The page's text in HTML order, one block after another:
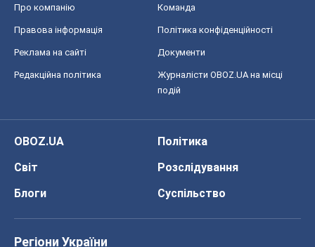
Про компанію Команда
Правова інформація Політика конфіденційності
Реклама на сайті Документи
Редакційна політика
Журналісти OBOZ.UA на місці
подій
OBOZ.UA
Політика
Світ
Розслідування
Блоги
Суспільство
Регіони України